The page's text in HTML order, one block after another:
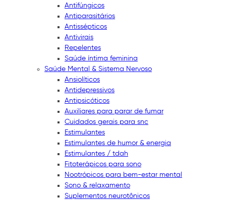
Antifúngicos
Antiparasitários
Antissépticos
Antivirais
Repelentes
Saúde íntima feminina
Saúde Mental & Sistema Nervoso
Ansiolíticos
Antidepressivos
Antipsicóticos
Auxiliares para parar de fumar
Cuidados gerais para snc
Estimulantes
Estimulantes de humor & energia
Estimulantes / tdah
Fitoterápicos para sono
Nootrópicos para bem-estar mental
Sono & relaxamento
Suplementos neurotônicos